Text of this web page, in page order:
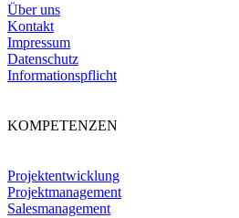
Über uns
Kontakt
Impressum
Datenschutz
Informationspflicht
KOMPETENZEN
Projektentwicklung
Projektmanagement
Salesmanagement